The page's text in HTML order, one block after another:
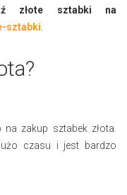
złote sztabki na
sztabki
zakup sztabek złota.
czasu i jest bardzo